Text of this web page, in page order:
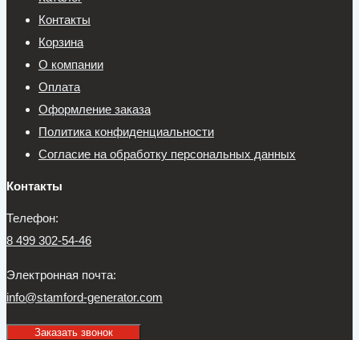
Контакты
Корзина
О компании
Оплата
Оформление заказа
Политика конфиденциальности
Согласие на обработку персональных данных
Контакты
Телефон:
8 499 302-54-46
Электронная почта:
info@stamford-generator.com
Заказать звонок